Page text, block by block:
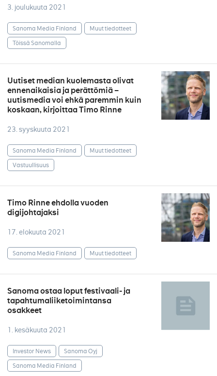
3. joulukuuta 2021
Sanoma Media Finland
Muut tiedotteet
Töissä Sanomalla
Uutiset median kuolemasta olivat
ennenaikaisia ja perättömiä –
uutismedia voi ehkä paremmin kuin
koskaan, kirjoittaa Timo Rinne
23. syyskuuta 2021
Sanoma Media Finland
Muut tiedotteet
Vastuullisuus
Timo Rinne ehdolla vuoden
digijohtajaksi
17. elokuuta 2021
Sanoma Media Finland Muut tiedotteet
Sanoma ostaa loput festivaali- ja
tapahtumaliiketoimintansa
osakkeet
1. kesäkuuta 2021
Investor News
Sanoma Oyj
Sanoma Media Finland